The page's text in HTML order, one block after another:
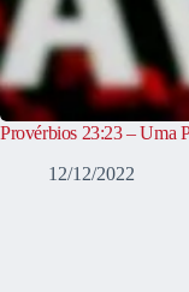
Provérbios 23:23 – Uma
12/12/2022